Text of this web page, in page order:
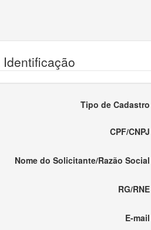
Identificação
Tipo de Cadastro
CPF/CNPJ
Nome do Solicitante/Razão Social
RG/RNE
E-mail